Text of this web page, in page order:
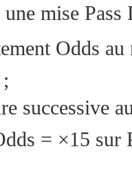
mise
Odds
successive
= ×15 sur